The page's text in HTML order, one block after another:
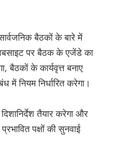
बैठकों के बारे में
वेबसाइट पर बैठक के एजेंडे का
बैठकों के कार्यवृत्त बनाए
में नियम निर्धारित करेगा।
तैयार करेगा और
पक्षों की सुनवाई